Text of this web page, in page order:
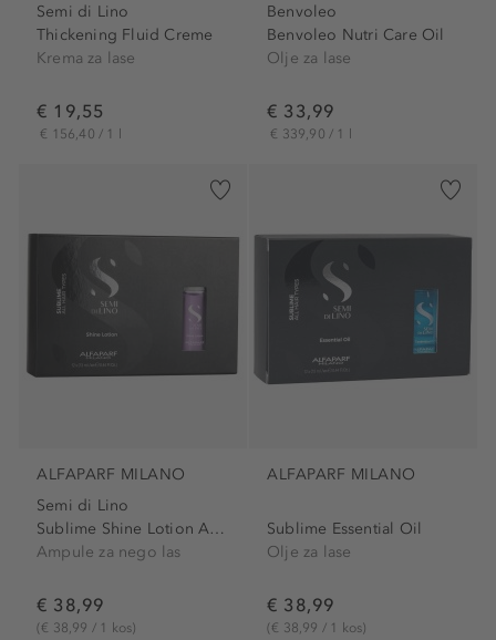
Semi di Lino
Thickening Fluid Creme
Krema za lase
€ 19,55
€ 156,40 / 1 l
Benvoleo
Benvoleo Nutri Care Oil
Olje za lase
€ 33,99
€ 339,90 / 1 l
ALFAPARF MILANO
Semi di Lino
Sublime Shine Lotion Ampoules
Ampule za nego las
€ 38,99
(€ 38,99 / 1 kos)
ALFAPARF MILANO
Sublime Essential Oil
Olje za lase
€ 38,99
(€ 38,99 / 1 kos)